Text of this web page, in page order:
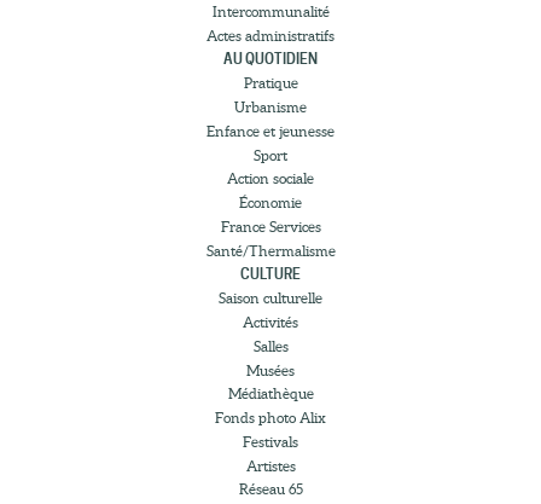
Intercommunalité
Actes administratifs
AU QUOTIDIEN
Pratique
Urbanisme
Enfance et jeunesse
Sport
Action sociale
Économie
France Services
Santé/Thermalisme
CULTURE
Saison culturelle
Activités
Salles
Musées
Médiathèque
Fonds photo Alix
Festivals
Artistes
Réseau 65